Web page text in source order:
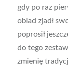
gdy po raz
obiad zjadł
poprosił
do tego
zmienię